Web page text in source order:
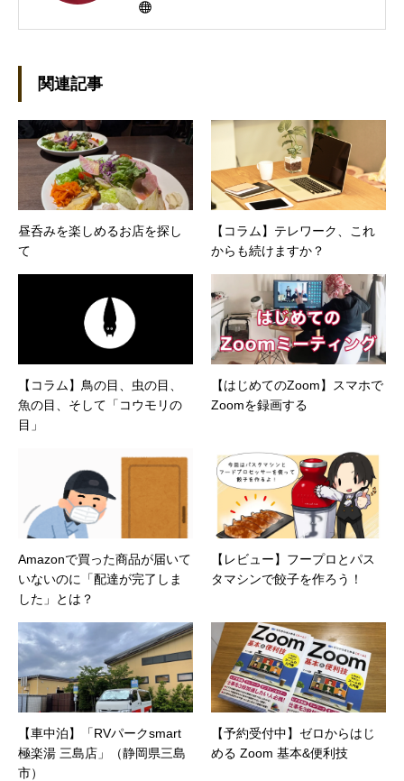
制作。プライベートでは、井上円了哲学塾の第
一期修了生として「哲学カフェ＠神保町」の世
話人、2020年以降は「なごテツ」のオンライン
カフェの世話人を務める。趣味は考えること。
関連記事
昼呑みを楽しめるお店を探し
て
【コラム】テレワーク、これ
からも続けますか？
【コラム】鳥の目、虫の目、
魚の目、そして「コウモリの
目」
【はじめてのZoom】スマホで
Zoomを録画する
Amazonで買った商品が届いて
いないのに「配達が完了しま
した」とは？
【レビュー】フープロとパス
タマシンで餃子を作ろう！
【車中泊】「RVパークsmart
極楽湯 三島店」（静岡県三島
市）
【予約受付中】ゼロからはじ
める Zoom 基本&便利技